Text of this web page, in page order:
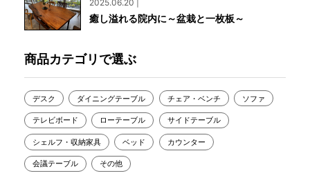
2025.06.20 |
癒し溢れる院内に～盆栽と一枚板～
商品カテゴリで選ぶ
デスク ダイニングテーブル チェア・ベンチ ソファ
テレビボード ローテーブル サイドテーブル
シェルフ・収納家具 ベッド カウンター
会議テーブル その他